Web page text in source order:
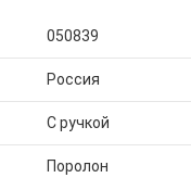
050839
Россия
С ручкой
Поролон